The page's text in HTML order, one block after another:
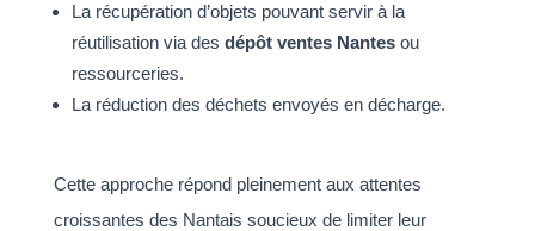
La récupération d’objets pouvant servir à la
réutilisation via des dépôt ventes Nantesou
ressourceries.
La réduction des déchets envoyés en décharge.
Cette approche répond pleinement aux attentes
croissantes des Nantais soucieux de limiter leur